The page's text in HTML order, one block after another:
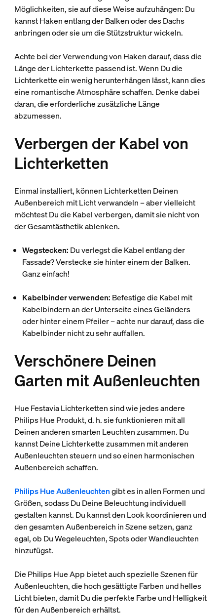
Möglichkeiten, sie auf diese Weise aufzuhängen: Du
kannst Haken entlang der Balken oder des Dachs
anbringen oder sie um die Stützstruktur wickeln.
Achte bei der Verwendung von Haken darauf, dass die
Länge der Lichterkette passend ist. Wenn Du die
Lichterkette ein wenig herunterhängen lässt, kann dies
eine romantische Atmosphäre schaffen. Denke dabei
daran, die erforderliche zusätzliche Länge
abzumessen.
Verbergen der Kabel von
Lichterketten
Einmal installiert, können Lichterketten Deinen
Außenbereich mit Licht verwandeln – aber vielleicht
möchtest Du die Kabel verbergen, damit sie nicht von
der Gesamtästhetik ablenken.
Wegstecken: Du verlegst die Kabel entlang der
Fassade? Verstecke sie hinter einem der Balken.
Ganz einfach!
Kabelbinder verwenden: Befestige die Kabel mit
Kabelbindern an der Unterseite eines Geländers
oder hinter einem Pfeiler – achte nur darauf, dass die
Kabelbinder nicht zu sehr auffallen.
Verschönere Deinen
Garten mit Außenleuchten
Hue Festavia Lichterketten sind wie jedes andere
Philips Hue Produkt, d. h. sie funktionieren mit all
Deinen anderen smarten Leuchten zusammen. Du
kannst Deine Lichterkette zusammen mit anderen
Außenleuchten steuern und so einen harmonischen
Außenbereich schaffen.
Philips Hue Außenleuchtengibt es in allen Formen und
Größen, sodass Du Deine Beleuchtung individuell
gestalten kannst. Du kannst den Look koordinieren und
den gesamten Außenbereich in Szene setzen, ganz
egal, ob Du Wegeleuchten, Spots oder Wandleuchten
hinzufügst.
Die Philips Hue App bietet auch spezielle Szenen für
Außenleuchten, die hoch gesättigte Farben und helles
Licht bieten, damit Du die perfekte Farbe und Helligkeit
für den Außenbereich erhältst.